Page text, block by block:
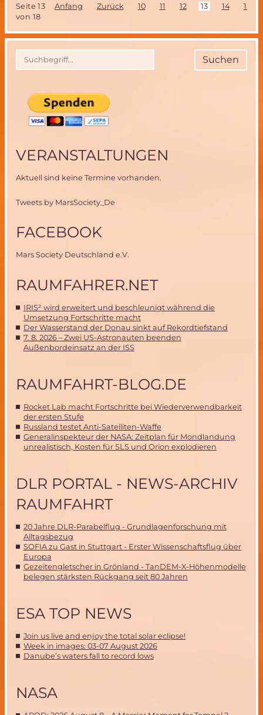
Philea
Kometen-
Meisterleistung
Seite 13
von 18
Anfang Zurück 10 11 12 13 14 15
Suchen
VERANSTALTUNGEN
Aktuell sind keine Termine vorhanden.
Tweets by MarsSociety_De
FACEBOOK
Mars Society Deutschland e.V.
RAUMFAHRER.NET
IRIS² wird erweitert und beschleunigt während die
Umsetzung Fortschritte macht
Der Wasserstand der Donau sinkt auf Rekordtiefstand
7. 8. 2026 – Zwei US-Astronauten beenden
Außenbordeinsatz an der ISS
RAUMFAHRT-BLOG.DE
Rocket Lab macht Fortschritte bei Wiederverwendbarkeit
der ersten Stufe
Russland testet Anti-Satelliten-Waffe
Generalinspekteur der NASA: Zeitplan für Mondlandung
unrealistisch, Kosten für SLS und Orion explodieren
DLR PORTAL - NEWS-ARCHIV
RAUMFAHRT
20 Jahre DLR-Parabelflug - Grundlagenforschung mit
Alltagsbezug
SOFIA zu Gast in Stuttgart - Erster Wissenschaftsflug über
Europa
Gezeitengletscher in Grönland - TanDEM-X-Höhenmodelle
belegen stärksten Rückgang seit 80 Jahren
ESA TOP NEWS
Join us live and enjoy the total solar eclipse!
Week in images: 03-07 August 2026
Danube’s waters fall to record lows
NASA